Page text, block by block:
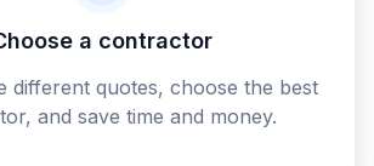
a contractor
different quotes, choose the best
and save time and money.